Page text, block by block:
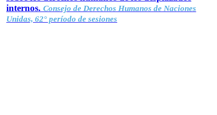
internos. Consejo de Derechos Humanos de Naciones
Unidas, 62° período de sesiones